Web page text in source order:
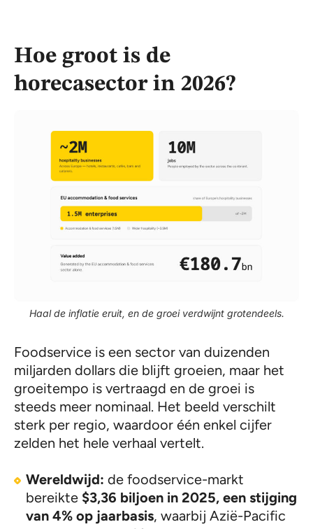
Hoe groot is de
horecasector in 2026?
Haal de inflatie eruit, en de groei verdwijnt grotendeels.
Foodservice is een sector van duizenden
miljarden dollars die blijft groeien, maar het
groeitempo is vertraagd en de groei is
steeds meer nominaal. Het beeld verschilt
sterk per regio, waardoor één enkel cijfer
zelden het hele verhaal vertelt.
Wereldwijd: de foodservice-markt
bereikte $3,36 biljoen in 2025, een stijging
van 4% op jaarbasis, waarbij Azië-Pacific